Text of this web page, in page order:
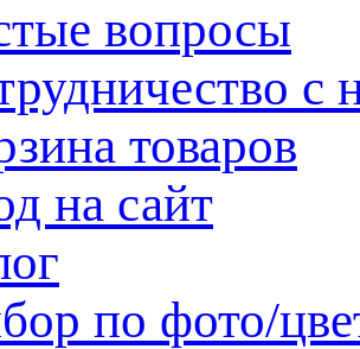
вопросы
с
товаров
на сайт
по фото/